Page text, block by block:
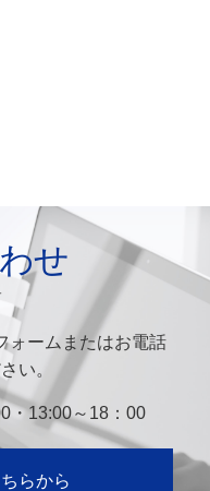
せ
ォームまたはお電話
い。
・13:00～18：00
らから